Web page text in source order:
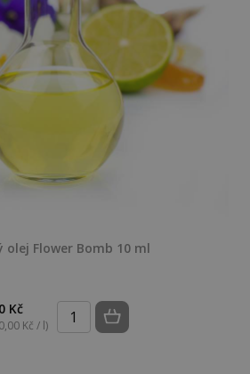
olej Flower Bomb 10 ml
Kč
Kč / l)